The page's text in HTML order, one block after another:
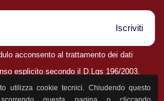
utilizza cookie tecnici. Chiudendo questo
Iscriviti
acconsento al trattamento dei dati
esplicito secondo il D.Lgs 196/2003.